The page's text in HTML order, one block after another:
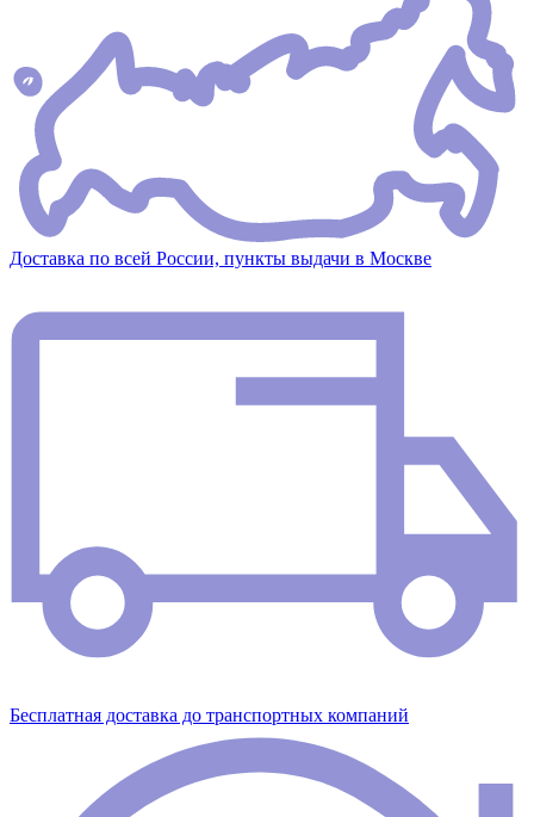
Доставка по всей России, пункты выдачи в Москве
Бесплатная доставка до транспортных компаний